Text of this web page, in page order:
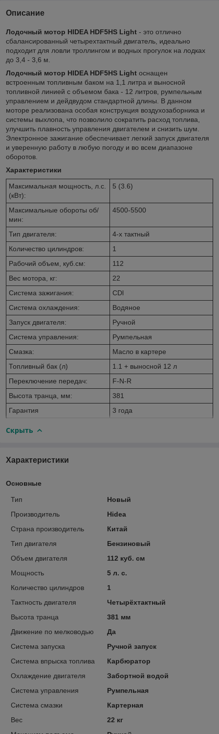
Описание
Лодочный мотор HIDEA HDF5HS Light - это отлично
сбалансированный четырехтактный двигатель, идеально
подходит для ловли троллингом и водных прогулок на лодках
до 3,4 - 3,6 м.
Лодочный мотор HIDEA HDF5HS Light оснащен
встроенным топливным баком на 1,1 литра и выносной
топливной линией с объемом бака - 12 литров, румпельным
управлением и дейдвудом стандартной длины. В данном
моторе реализована особая конструкция воздухозаборника и
системы выхлопа, что позволило сократить расход топлива,
улучшить плавность управления двигателем и снизить шум.
Электронное зажигание обеспечивает легкий запуск двигателя
и уверенную работу в любую погоду и во всем диапазоне
оборотов.
Характеристики
Максимальная мощность, л.с.
(кВт):
5 (3.6)
Максимальные обороты об/
мин:
4500-5500
Тип двигателя:
4-х тактный
Количество цилиндров:
1
Рабочий объем, куб.см:
112
Вес мотора, кг:
22
Система зажигания:
CDl
Система охлаждения:
Водяное
Запуск двигателя:
Ручной
Система управления:
Румпельная
Смазка:
Масло в картере
Топливный бак (л)
1.1 + выносной 12 л
Переключение передач:
F-N-R
Высота транца, мм:
381
Гарантия
3 года
Скрыть
Характеристики
Основные
Тип
Новый
Производитель
Hidea
Страна производитель
Китай
Тип двигателя
Бензиновый
Объем двигателя
112 куб. см
Мощность
5 л. с.
Количество цилиндров
1
Тактность двигателя
Четырёхтактный
Высота транца
381 мм
Движение по мелководью
Да
Система запуска
Ручной запуск
Система впрыска топлива
Карбюратор
Охлаждение двигателя
Забортной водой
Система управления
Румпельная
Система смазки
Картерная
Вес
22 кг